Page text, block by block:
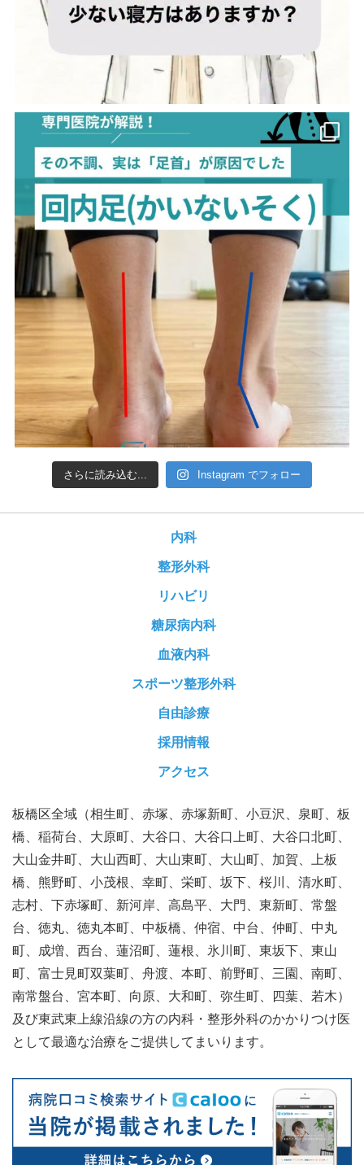
さらに読み込む... Instagram でフォロー
内科
整形外科
リハビリ
糖尿病内科
血液内科
スポーツ整形外科
自由診療
採用情報
アクセス
板橋区全域（相生町、赤塚、赤塚新町、小豆沢、泉町、板
橋、稲荷台、大原町、大谷口、大谷口上町、大谷口北町、
大山金井町、大山西町、大山東町、大山町、加賀、上板
橋、熊野町、小茂根、幸町、栄町、坂下、桜川、清水町、
志村、下赤塚町、新河岸、高島平、大門、東新町、常盤
台、徳丸、徳丸本町、中板橋、仲宿、中台、仲町、中丸
町、成増、西台、蓮沼町、蓮根、氷川町、東坂下、東山
町、富士見町双葉町、舟渡、本町、前野町、三園、南町、
南常盤台、宮本町、向原、大和町、弥生町、四葉、若木）
及び東武東上線沿線の方の内科・整形外科のかかりつけ医
として最適な治療をご提供してまいります。